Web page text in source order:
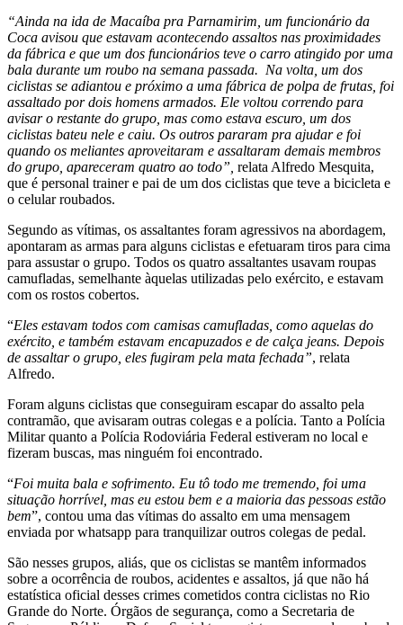
“Ainda na ida de Macaíba pra Parnamirim, um funcionário da
Coca avisou que estavam acontecendo assaltos nas proximidades
da fábrica e que um dos funcionários teve o carro atingido por uma
bala durante um roubo na semana passada. Na volta, um dos
ciclistas se adiantou e próximo a uma fábrica de polpa de frutas, foi
assaltado por dois homens armados. Ele voltou correndo para
avisar o restante do grupo, mas como estava escuro, um dos
ciclistas bateu nele e caiu. Os outros pararam pra ajudar e foi
quando os meliantes aproveitaram e assaltaram demais membros
do grupo, apareceram quatro ao todo”, relata Alfredo Mesquita,
que é personal trainer e pai de um dos ciclistas que teve a bicicleta e
o celular roubados.
Segundo as vítimas, os assaltantes foram agressivos na abordagem,
apontaram as armas para alguns ciclistas e efetuaram tiros para cima
para assustar o grupo. Todos os quatro assaltantes usavam roupas
camufladas, semelhante àquelas utilizadas pelo exército, e estavam
com os rostos cobertos.
“Eles estavam todos com camisas camufladas, como aquelas do
exército, e também estavam encapuzados e de calça jeans. Depois
de assaltar o grupo, eles fugiram pela mata fechada”, relata
Alfredo.
Foram alguns ciclistas que conseguiram escapar do assalto pela
contramão, que avisaram outras colegas e a polícia. Tanto a Polícia
Militar quanto a Polícia Rodoviária Federal estiveram no local e
fizeram buscas, mas ninguém foi encontrado.
“Foi muita bala e sofrimento. Eu tô todo me tremendo, foi uma
situação horrível, mas eu estou bem e a maioria das pessoas estão
bem”, contou uma das vítimas do assalto em uma mensagem
enviada por whatsapp para tranquilizar outros colegas de pedal.
São nesses grupos, aliás, que os ciclistas se mantêm informados
sobre a ocorrência de roubos, acidentes e assaltos, já que não há
estatística oficial desses crimes cometidos contra ciclistas no Rio
Grande do Norte. Órgãos de segurança, como a Secretaria de